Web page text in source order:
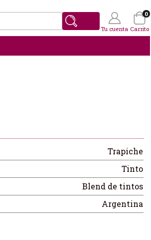
Tu cuenta Carrito
0
Trapiche
Tinto
Blend de tintos
Argentina